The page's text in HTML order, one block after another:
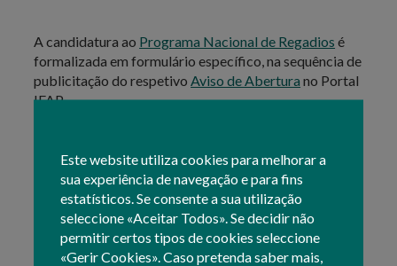
Este website utiliza cookies para melhorar a
sua experiência de navegação e para fins
estatísticos. Se consente a sua utilização
seleccione «Aceitar Todos». Se decidir não
permitir certos tipos de cookies seleccione
«Gerir Cookies». Caso pretenda saber mais,
A candidatura ao Programa Nacional de Regadios é
formalizada em formulário específico, na sequência de
publicitação do respetivoAviso de Abertura no Portal
IFAP.
Reservadado Portal IFAP, emO Meu Processo »
Apoios ao Investimento » Desenvolvimento Rural e
Pescas (2020) » Programa Nacional de Regadios
(PNRegadios) » Submissão de candidaturas,
encontrando-se disponíveis os manuais de apoio
respetiva áreado Portal.